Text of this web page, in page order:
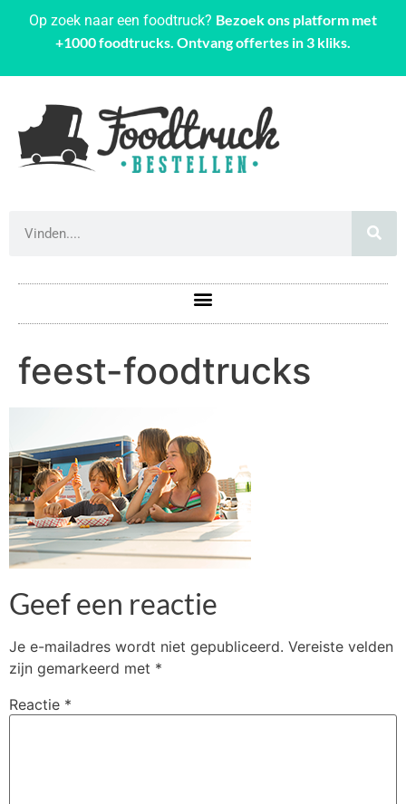
Op zoek naar een foodtruck? Bezoek ons platform met
+1000 foodtrucks. Ontvang offertes in 3 kliks.
feest-foodtrucks
Geef een reactie
Je e-mailadres wordt niet gepubliceerd. Vereiste velden
zijn gemarkeerd met *
Reactie *